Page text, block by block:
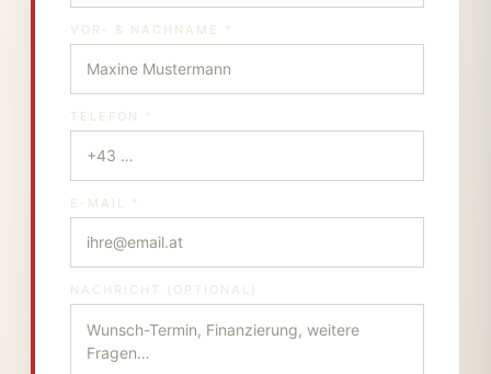
VOR- & NACHNAME *
TELEFON *
E-MAIL *
NACHRICHT (OPTIONAL)